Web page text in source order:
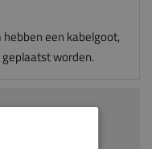
een kabelgoot,
worden.